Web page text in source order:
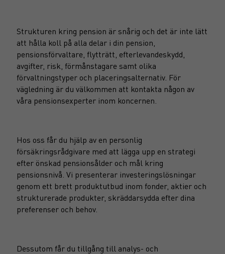
Strukturen kring pension är snårig och det är inte lätt
att hålla koll på alla delar i din pension,
pensionsförvaltare, flytträtt, efterlevandeskydd,
avgifter, risk, förmånstagare samt olika
förvaltningstyper och placeringsalternativ. För
vägledning är du välkommen att kontakta någon av
våra pensionsexperter inom koncernen.
Hos oss får du hjälp av en personlig
försäkringsrådgivare med att lägga upp en strategi
efter önskad pensionsålder och mål kring
pensionsnivå. Vi presenterar investeringslösningar
genom ett brett produktutbud inom fonder, aktier och
strukturerade produkter, skräddarsydda efter dina
preferenser och behov.
Dessutom får du tillgång till analys- och